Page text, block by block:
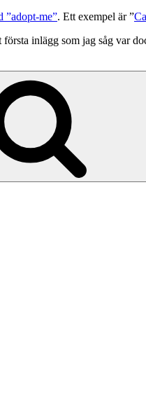
”adopt-me”. Ett exempel är ”
inlägg som jag såg var